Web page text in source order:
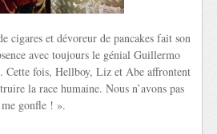
cigares et dévoreur de pancakes fait son
avec toujours le génial Guillermo
Cette fois, Hellboy, Liz et Abe affrontent
la race humaine. Nous n’avons pas
gonfle ! ».